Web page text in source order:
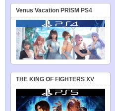
Venus Vacation PRISM PS4
THE KING OF FIGHTERS XV